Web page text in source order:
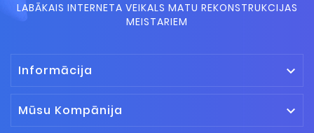
LABĀKAIS INTERNETA VEIKALS MATU REKONSTRUKCIJAS
MEISTARIEM
Informācija 
Mūsu Kompānija 